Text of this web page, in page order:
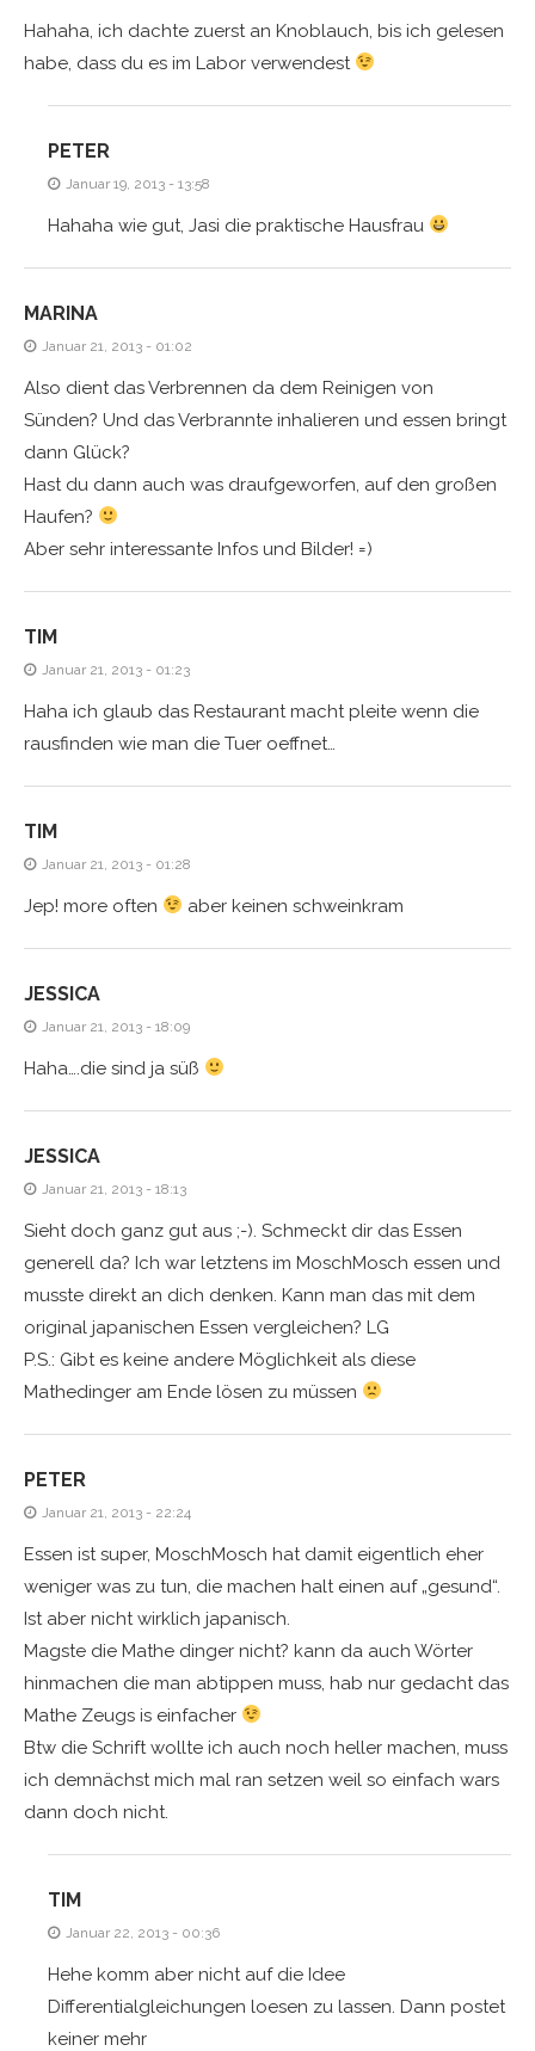
Hahaha, ich dachte zuerst an Knoblauch, bis ich gelesen
habe, dass du es im Labor verwendest
PETER
Januar 19, 2013 - 13:58
Hahaha wie gut, Jasi die praktische Hausfrau
MARINA
Januar 21, 2013 - 01:02
Also dient das Verbrennen da dem Reinigen von
Sünden? Und das Verbrannte inhalieren und essen bringt
dann Glück?
Hast du dann auch was draufgeworfen, auf den großen
Haufen?
Aber sehr interessante Infos und Bilder! =)
TIM
Januar 21, 2013 - 01:23
Haha ich glaub das Restaurant macht pleite wenn die
rausfinden wie man die Tuer oeffnet…
TIM
Januar 21, 2013 - 01:28
Jep! more often aber keinen schweinkram
JESSICA
Januar 21, 2013 - 18:09
Haha….die sind ja süß
JESSICA
Januar 21, 2013 - 18:13
Sieht doch ganz gut aus ;-). Schmeckt dir das Essen
generell da? Ich war letztens im MoschMosch essen und
musste direkt an dich denken. Kann man das mit dem
original japanischen Essen vergleichen? LG
P.S.: Gibt es keine andere Möglichkeit als diese
Mathedinger am Ende lösen zu müssen
PETER
Januar 21, 2013 - 22:24
Essen ist super, MoschMosch hat damit eigentlich eher
weniger was zu tun, die machen halt einen auf „gesund“.
Ist aber nicht wirklich japanisch.
Magste die Mathe dinger nicht? kann da auch Wörter
hinmachen die man abtippen muss, hab nur gedacht das
Mathe Zeugs is einfacher
Btw die Schrift wollte ich auch noch heller machen, muss
ich demnächst mich mal ran setzen weil so einfach wars
dann doch nicht.
TIM
Januar 22, 2013 - 00:36
Hehe komm aber nicht auf die Idee
Differentialgleichungen loesen zu lassen. Dann postet
keiner mehr